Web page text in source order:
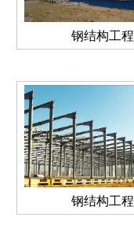
钢结构工程
钢结构工程